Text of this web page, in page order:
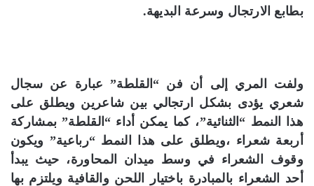
بطابع الارتجال وسرعة البديهة.
ولفت المري إلى أن فن “القلطة” عبارة عن سجال
شعري يؤدى بشكل ارتجالي بين شاعرين ويطلق على
هذا النمط “الثنائية”، كما يمكن أداء “القلطة” بمشاركة
أربعة شعراء ،ويطلق على هذا النمط “رباعية” ويكون
وقوف الشعراء في وسط ميدان المحاورة، حيث يبدأ
أحد الشعراء بالمبادرة باختيار اللحن والقافية ويلتزم بها